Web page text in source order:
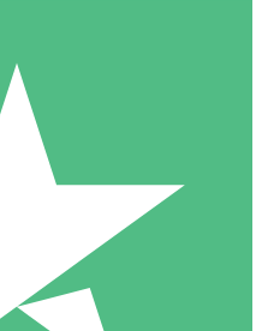
Individuels
de téléchargement. Sans
10 00